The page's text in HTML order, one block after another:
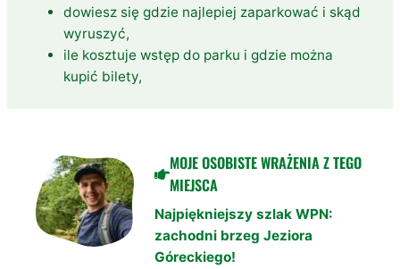
dowiesz się gdzie najlepiej zaparkować i skąd
wyruszyć,
ile kosztuje wstęp do parku i gdzie można
kupić bilety,
MOJE OSOBISTE WRAŻENIA Z TEGO
MIEJSCA
Najpiękniejszy szlak WPN:
zachodni brzeg Jeziora
Góreckiego!